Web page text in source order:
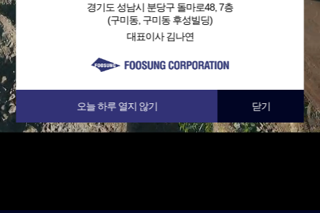
경기도 성남시 분당구 돌마로48, 7층
(구미동, 구미동 후성빌딩)
대표이사 김나연
오늘 하루 열지 않기 닫기